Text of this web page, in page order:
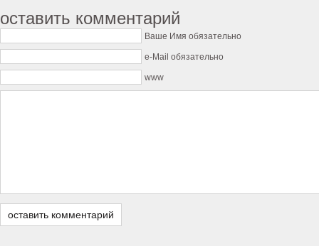
оставить комментарий
Ваше Имя обязательно
e-Mail обязательно
www